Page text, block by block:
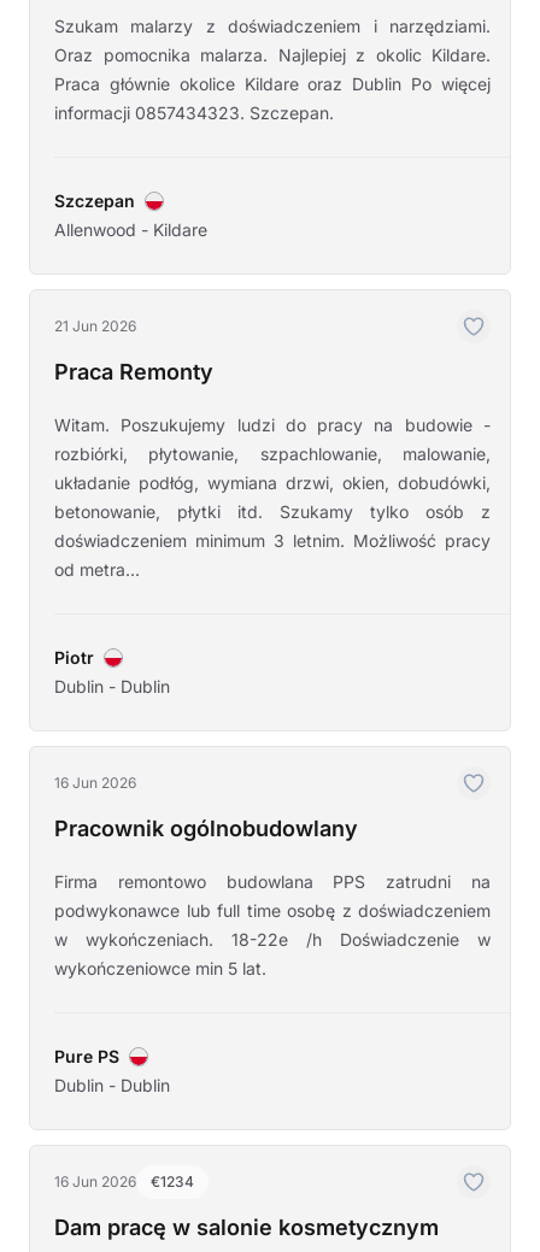
Szukam malarzy z doświadczeniem i narzędziami.
Oraz pomocnika malarza. Najlepiej z okolic Kildare.
Praca głównie okolice Kildare oraz Dublin Po więcej
informacji 0857434323. Szczepan.
Szczepan
Allenwood - Kildare
21 Jun 2026
Praca Remonty
Witam. Poszukujemy ludzi do pracy na budowie -
rozbiórki, płytowanie, szpachlowanie, malowanie,
układanie podłóg, wymiana drzwi, okien, dobudówki,
betonowanie, płytki itd. Szukamy tylko osób z
doświadczeniem minimum 3 letnim. Możliwość pracy
od metra...
Piotr
Dublin - Dublin
16 Jun 2026
Pracownik ogólnobudowlany
Firma remontowo budowlana PPS zatrudni na
podwykonawce lub full time osobę z doświadczeniem
w wykończeniach. 18-22e /h Doświadczenie w
wykończeniowce min 5 lat.
Pure PS
Dublin - Dublin
16 Jun 2026 €1234
Dam pracę w salonie kosmetycznym